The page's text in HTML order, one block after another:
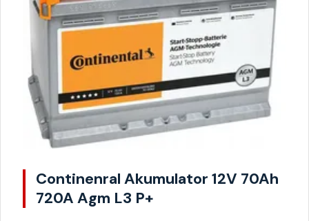
Continenral Akumulator 12V 70Ah
720A Agm L3 P+